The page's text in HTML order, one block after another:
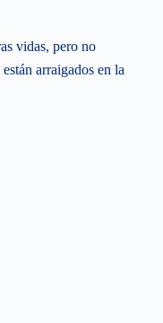
vidas, pero no
arraigados en la